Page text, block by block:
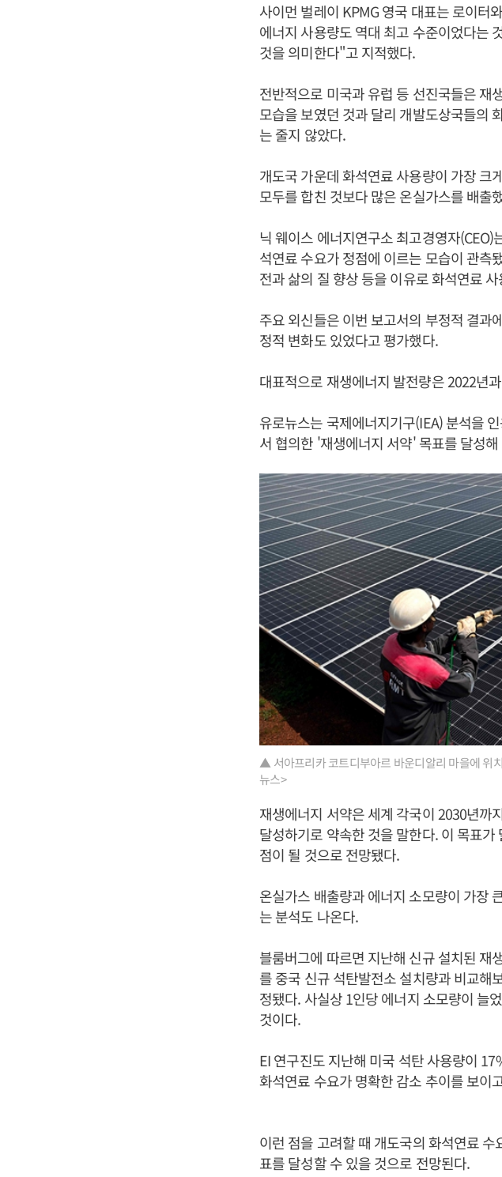
사이먼 벌레이 KPMG 영국 대표는 로이터
에너지 사용량도 역대 최고 수준이었다는
것을 의미한다"고 지적했다.
전반적으로 미국과 유럽 등 선진국들은 재
모습을 보였던 것과 달리 개발도상국들의
는 줄지 않았다.
개도국 가운데 화석연료 사용량이 가장 크
모두를 합친 것보다 많은 온실가스를 배출
닉 웨이스 에너지연구소 최고경영자
석연료 수요가 정점에 이르는 모습이 관
전과 삶의 질 향상 등을 이유로 화석연료
주요 외신들은 이번 보고서의 부정적 결과
정적 변화도 있었다고 평가했다.
대표적으로 재생에너지 발전량은 2022년
유로뉴스는 국제에너지기구(IEA) 분석을
서 협의한 '재생에너지 서약' 목표를 달성
▲ 서아프리카 코트디부아르 바운디알리 마을에 위
뉴스>
재생에너지 서약은 세계 각국이 2030년까
달성하기로 약속한 것을 말한다. 이 목표
점이 될 것으로 전망됐다.
온실가스 배출량과 에너지 소모량이 가장
는 분석도 나온다.
블룸버그에 따르면 지난해 신규 설치된 재
를 중국 신규 석탄발전소 설치량과 비교해
정됐다. 사실상 1인당 에너지 소모량이 늘
것이다.
EI 연구진도 지난해 미국 석탄 사용량이
화석연료 수요가 명확한 감소 추이를 보이
이런 점을 고려할 때 개도국의 화석연료
표를 달성할 수 있을 것으로 전망된다.